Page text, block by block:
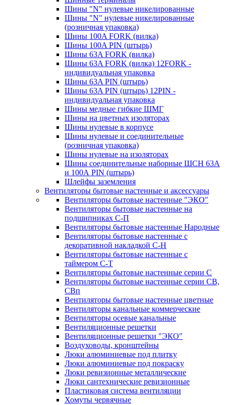
Шины "N" нулевые никелированные
Шины "N" нулевые никелированные
(розничная упаковка)
Шины 100A FORK (вилка)
Шины 100A PIN (штырь)
Шины 63A FORK (вилка)
Шины 63A FORK (вилка) 12FORK -
индивидуальная упаковка
Шины 63A PIN (штырь)
Шины 63A PIN (штырь) 12PIN -
индивидуальная упаковка
Шины медные гибкие ШМГ
Шины на цветных изоляторах
Шины нулевые в корпусе
Шины нулевые и соединительные
(розничная упаковка)
Шины нулевые на изоляторах
Шины соединительные наборные ШСН 63A
и 100А PIN (штырь)
Шлейфы заземления
Вентиляторы бытовые настенные и аксессуары
Вентиляторы бытовые настенные "ЭКО"
Вентиляторы бытовые настенные на
подшипниках С-П
Вентиляторы бытовые настенные Народные
Вентиляторы бытовые настенные с
декоративной накладкой С-Н
Вентиляторы бытовые настенные с
таймером С-Т
Вентиляторы бытовые настенные серии С
Вентиляторы бытовые настенные серии СВ,
СВп
Вентиляторы бытовые настенные цветные
Вентиляторы канальные коммерческие
Вентиляторы осевые канальные
Вентиляционные решетки
Вентиляционные решетки "ЭКО"
Воздуховоды, кронштейны
Люки алюминиевые под плитку
Люки алюминиевые под покраску
Люки ревизионные металлические
Люки сантехнические ревизионные
Пластиковая система вентиляции
Хомуты червячные